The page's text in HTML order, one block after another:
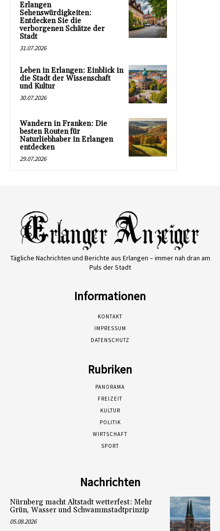
Erlangen
Sehenswürdigkeiten:
Entdecken Sie die
verborgenen Schätze der
Stadt
31.07.2026
Leben in Erlangen: Einblick in
die Stadt der Wissenschaft
und Kultur
30.07.2026
Wandern in Franken: Die
besten Routen für
Naturliebhaber in Erlangen
entdecken
29.07.2026
Tägliche Nachrichten und Berichte aus Erlangen – immer nah dran am
Puls der Stadt
Informationen
KONTAKT
IMPRESSUM
DATENSCHUTZ
Rubriken
PANORAMA
FREIZEIT
KULTUR
POLITIK
WIRTSCHAFT
SPORT
Nachrichten
Nürnberg macht Altstadt wetterfest: Mehr
Grün, Wasser und Schwammstadtprinzip
05.08.2026